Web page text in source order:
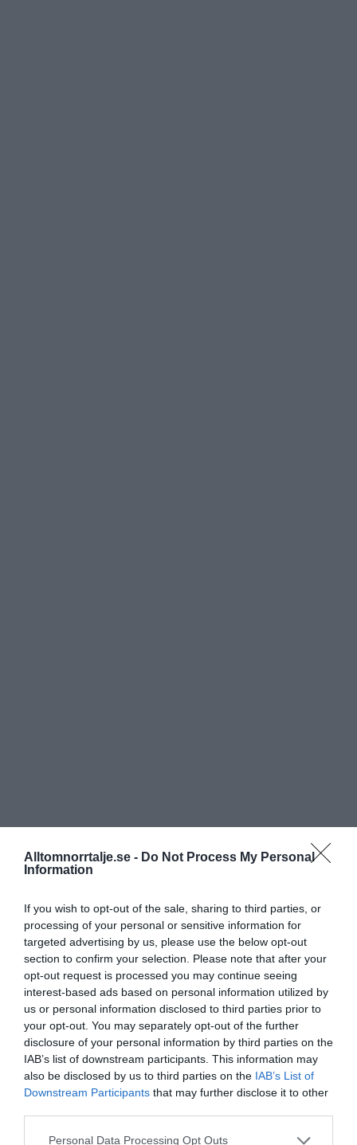
Alltomnorrtalje.se - Do Not Process My Personal
Information
If you wish to opt-out of the sale, sharing to third parties, or
processing of your personal or sensitive information for
targeted advertising by us, please use the below opt-out
section to confirm your selection. Please note that after your
opt-out request is processed you may continue seeing
interest-based ads based on personal information utilized by
us or personal information disclosed to third parties prior to
your opt-out. You may separately opt-out of the further
disclosure of your personal information by third parties on the
IAB’s list of downstream participants. This information may
also be disclosed by us to third parties on the IAB’s List of
Downstream Participants that may further disclose it to other
Personal Data Processing Opt Outs